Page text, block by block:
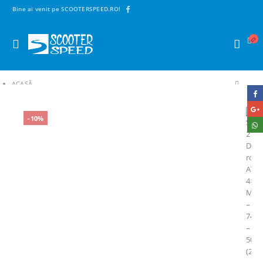
Bine ai venit pe SCOOTERSPEED.RO!
ACASĂ
2. PIESE ATV
ACCESORII ATV
-10%